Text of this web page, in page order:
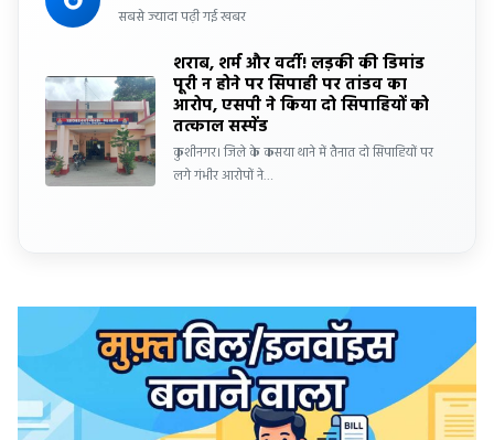
सबसे ज्यादा पढ़ी गई खबर
शराब, शर्म और वर्दी! लड़की की डिमांड
पूरी न होने पर सिपाही पर तांडव का
आरोप, एसपी ने किया दो सिपाहियों को
तत्काल सस्पेंड
कुशीनगर। जिले के कसया थाने में तैनात दो सिपाहियों पर
लगे गंभीर आरोपों ने…